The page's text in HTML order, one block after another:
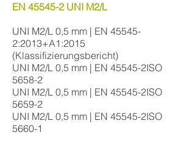
EN 45545-2 UNI M2/L
UNI M2/L 0,5 mm | EN 45545-
2:2013+A1:2015
(Klassifizierungsbericht)
UNI M2/L 0,5 mm | EN 45545-2ISO
5658-2
UNI M2/L 0,5 mm | EN 45545-2ISO
5659-2
UNI M2/L 0,5 mm | EN 45545-2ISO
5660-1